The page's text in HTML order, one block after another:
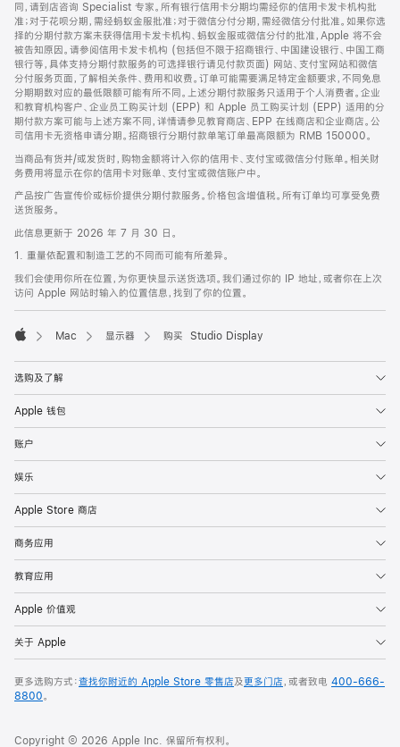
同，请到店咨询 Specialist 专家。所有银行信用卡分期均需经你的信用卡发卡机构批
准；对于花呗分期，需经蚂蚁金服批准；对于微信分付分期，需经微信分付批准。如果你选
择的分期付款方案未获得信用卡发卡机构、蚂蚁金服或微信分付的批准，Apple 将不会
被告知原因。请参阅信用卡发卡机构 (包括但不限于招商银行、中国建设银行、中国工商
银行等，具体支持分期付款服务的可选择银行请见付款页面) 网站、支付宝网站和微信
分付服务页面，了解相关条件、费用和收费。订单可能需要满足特定金额要求，不同免息
分期期数对应的最低限额可能有所不同。上述分期付款服务只适用于个人消费者。企业
和教育机构客户、企业员工购买计划 (EPP) 和 Apple 员工购买计划 (EPP) 适用的分
期付款方案可能与上述方案不同，详情请参见教育商店、EPP 在线商店和企业商店。公
司信用卡无资格申请分期。招商银行分期付款单笔订单最高限额为 RMB 150000。
当商品有货并/或发货时，购物金额将计入你的信用卡、支付宝或微信分付账单。相关财
务费用将显示在你的信用卡对账单、支付宝或微信账户中。
产品按广告宣传价或标价提供分期付款服务。价格包含增值税。所有订单均可享受免费
送货服务。
此信息更新于 2026 年 7 月 30 日。
1. 重量依配置和制造工艺的不同而可能有所差异。
我们会使用你所在位置，为你更快显示送货选项。我们通过你的 IP 地址，或者你在上次
访问 Apple 网站时输入的位置信息，找到了你的位置。
Mac 显示器 购买 Studio Display
选购及了解
Apple 钱包
账户
娱乐
Apple Store 商店
商务应用
教育应用
Apple 价值观
关于 Apple
更多选购方式：查找你附近的 Apple Store 零售店及更多门店，或者致电 400-666-
8800。
Copyright © 2026 Apple Inc. 保留所有权利。